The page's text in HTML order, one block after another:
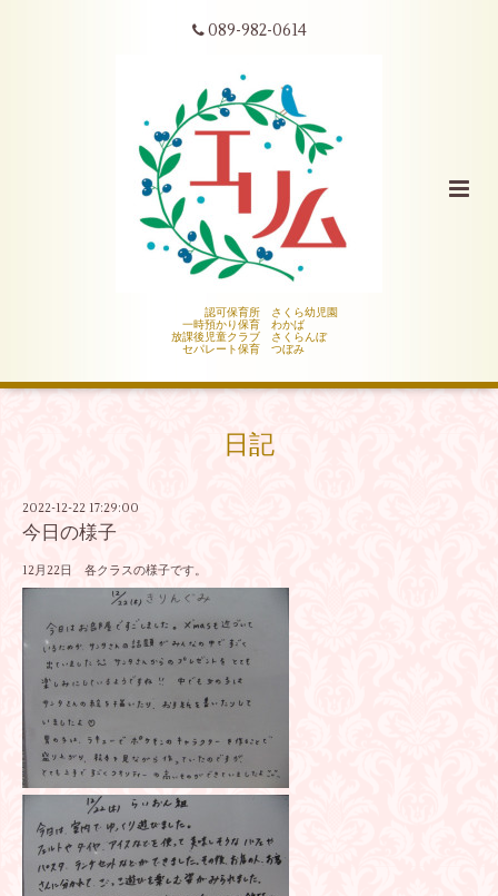
089-982-0614
認可保育所 さくら幼児園
一時預かり保育 わかば
放課後児童クラブ さくらんぼ
セパレート保育 つぼみ
日記
2022-12-22 17:29:00
今日の様子
12月22日 各クラスの様子です。